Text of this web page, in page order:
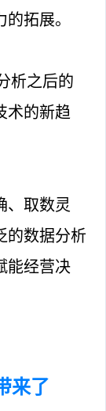
拓展。
析之后的
术的新趋
、取数灵
的数据分析
能经营决
来了